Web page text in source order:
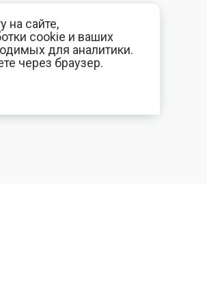
на сайте,
cookie и ваших
для аналитики.
через браузер.